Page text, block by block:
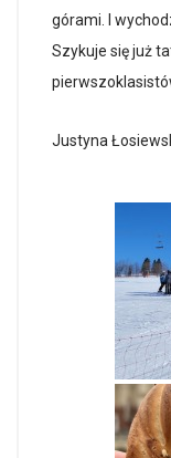
górami. I
Szykuje się już
Justyna